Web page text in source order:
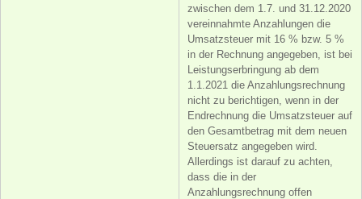
zwischen dem 1.7. und 31.12.2020
vereinnahmte Anzahlungen die
Umsatzsteuer mit 16 % bzw. 5 %
in der Rechnung angegeben, ist bei
Leistungserbringung ab dem
1.1.2021 die Anzahlungsrechnung
nicht zu berichtigen, wenn in der
Endrechnung die Umsatzsteuer auf
den Gesamtbetrag mit dem neuen
Steuersatz angegeben wird.
Allerdings ist darauf zu achten,
dass die in der
Anzahlungsrechnung offen